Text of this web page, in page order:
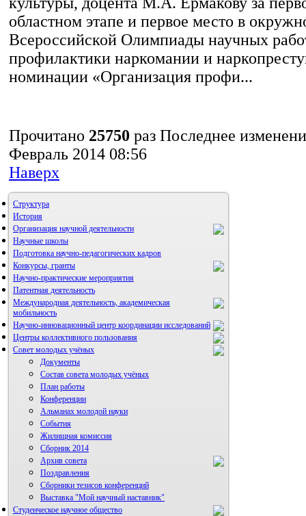
областном этапе и первое место в
Всероссийской Олимпиады научных
профилактики наркомании и
номинации «Организация профи...
Прочитано 25750 раз Последнее
Февраль 2014 08:56
Наверх
Структура
История
Организация научной деятельности
Научные школы
Подготовка научно-педагогических кадров
Конкурсы, гранты
Научно-практические мероприятия
Патентная деятельность
Международная деятельность, академическая
мобильность
Научно-инновационный центр координации исследований
НИИ микрохирургии и клинической анатомии
Центры коллективного пользования
Совет молодых учёных
Документы
Состав совета молодых учёных
План работы
Конференции
Альманах молодой науки
События
Жилищная комиссия
Сборник 2014
Архив совета
Поздравления
Сборники тезисов конференций
Выставка "Мой научный наставник"
Студенческое научное общество